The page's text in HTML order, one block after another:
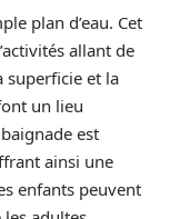
plan d’eau. Cet
allant de
superficie et la
un lieu
est
ainsi une
enfants peuvent